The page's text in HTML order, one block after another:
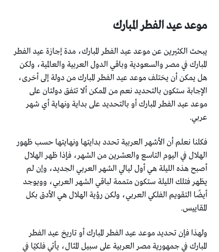
موعد عيد الفطر المبارك
يبحث الكثيرين عن موعد عيد الفطر المبارك، مدة إجازة عيد الفطر
المبارك في مصر والسعودية وباقي الدول العربية والعالمية، ولكن
هل يمكن أن يختلف موعد عيد الفطر المبارك من دولة إلى أخرى،
الإجابة ستكون بالتحديد نعم من الممكن ألا تتفق دولتان على
موعد عيد الفطر المبارك أو بالتحديد على بداية ونهاية أي شهر
عربي.
فكلنا نعلم أن الأشهر العربية تحدد بدايتها ونهايتها حسب ظهور
الهلال في اليوم التاسع والعشرين من الشهر، فإذا ظهر الهلال
أصبح هذه الليلة هي أول ليالي الشهر العربي الجديد، وإن لم
يظهر فتلك الليلة ستكون متممة لباقي الشهر العربي، وويوجد
أيضًا التقويم الفلكي العربي، ولكن رؤية الهلال هي الأدق بكل
المقاييس.
ولهذا فإن تحديد موعد عيد الفطر المبارك أو تاريخ عيد الفطر
المبارك في جمهورية مصر العربية على سبيل المثال، يأتي فلكيًا في